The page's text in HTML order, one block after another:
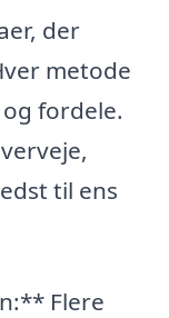
der
metode
fordele.
til ens
Flere